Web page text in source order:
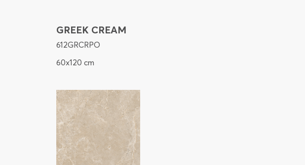
GREEK CREAM
612GRCRPO
60x120 cm